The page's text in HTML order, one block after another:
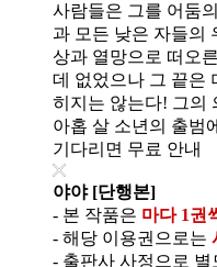
사람들은 그를 어둠
과 모든 낮은 자들의
상과 열망으로 떠오
데 없었으나 그 끝은
히지는 않는다! 그의
아홉 살 소년의 출범
기다리면 무료 안내
야야 [단행본]
- 본 작품은 마다 1권
- 해당 이용권으로는
- 출판사 사정으로